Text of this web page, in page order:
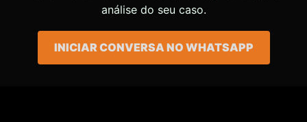
análise do seu caso.
INICIAR CONVERSA NO WHATSAPP